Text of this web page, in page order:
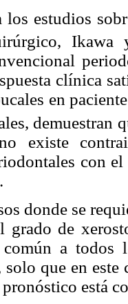
los estudios
clínica
en
demuestran
existe
con
donde se
grado de
a todos
solo que en
está